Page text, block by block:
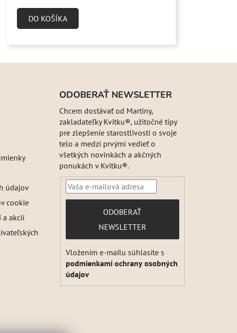
z
DO KOŠÍKA
údajov
cookie
a akcií
ODOBERAŤ NEWSLETTER
Chcem dostávať od Martiny,
zakladateľky Kvitku®, užitočné tipy
pre zlepšenie starostlivosti o svoje
telo a medzi prvými vedieť o
všetkých novinkách a akčných
ponukách v Kvitku®.
PRIHLÁSIŤ
SA
ODOBERAŤ
NEWSLETTER
Vložením e-mailu súhlasíte s
podmienkami ochrany osobných
údajov